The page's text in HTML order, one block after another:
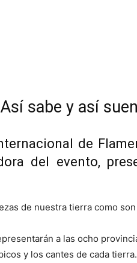
sabe y así
de
del evento,
de nuestra tierra como
a las ocho
y los cantes de cada